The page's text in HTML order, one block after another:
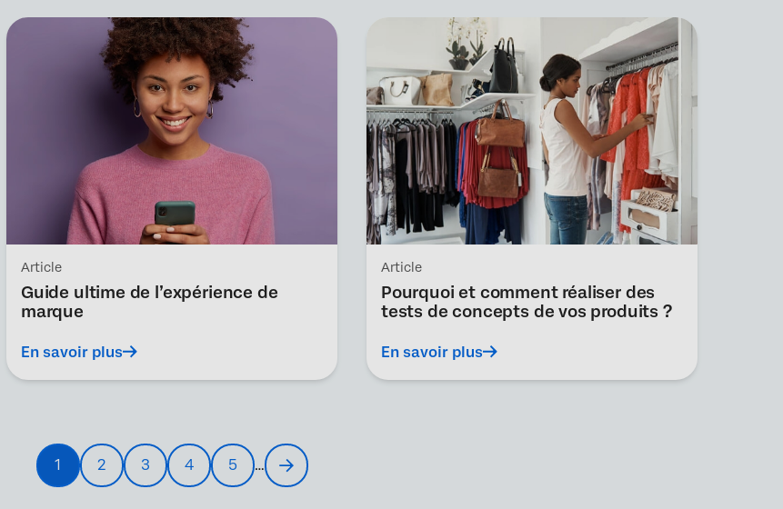
Article
Guide ultime de l’expérience de
marque
En savoir plus
Article
Pourquoi et comment réaliser des
tests de concepts de vos produits ?
En savoir plus
Current
page
1 Page
2 Page
3 Page
4 Page
5 …
Next
page